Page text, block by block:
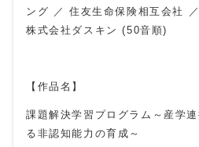
ング ／ 住友生命保険相互会社
株式会社ダスキン (50音順)
【作品名】
課題解決学習プログラム～産学
る非認知能力の育成～